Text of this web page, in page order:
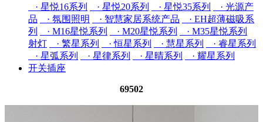
· 星悦16系列
· 星悦20系列 · 星悦35系列
· 光源产
品
· 氛围照明 · 智慧家居系统产品
· EH超薄磁吸系
列
· M16星悦系列 · M20星悦系列
· M35星悦系列
射灯
· 繁星系列 · 恒星系列 · 慧星系列
· 睿星系列
· 星弧系列
· 星律系列 · 星晴系列
· 耀星系列
开关插座
69502